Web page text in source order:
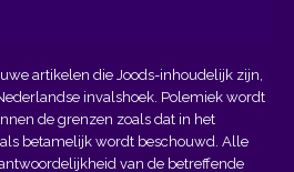
artikelen die Joods-inhoudelijk zijn,
invalshoek. Polemiek wordt
de grenzen zoals dat in het
betamelijk wordt beschouwd. Alle
van de betreffende